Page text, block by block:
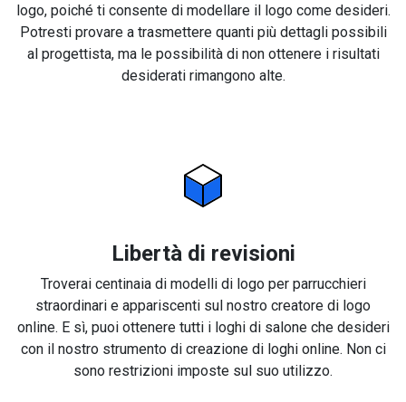
logo, poiché ti consente di modellare il logo come desideri.
Potresti provare a trasmettere quanti più dettagli possibili
al progettista, ma le possibilità di non ottenere i risultati
desiderati rimangono alte.
Libertà di revisioni
Troverai centinaia di modelli di logo per parrucchieri
straordinari e appariscenti sul nostro creatore di logo
online. E sì, puoi ottenere tutti i loghi di salone che desideri
con il nostro strumento di creazione di loghi online. Non ci
sono restrizioni imposte sul suo utilizzo.